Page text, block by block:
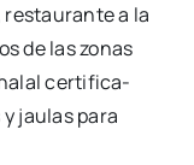
res­tau­ran­te a la
de las zonas
halal cer­ti­fi­ca­
jau­las para